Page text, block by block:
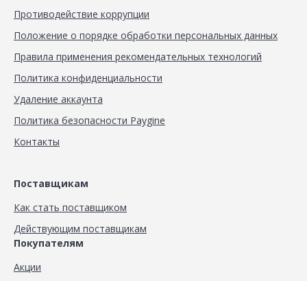
Противодействие коррупции
Положение о порядке обработки персональных данных
Правила применения рекомендательных технологий
Политика конфиденциальности
Удаление аккаунта
Политика безопасности Paygine
Контакты
Поставщикам
Как стать поставщиком
Действующим поставщикам
Покупателям
Акции